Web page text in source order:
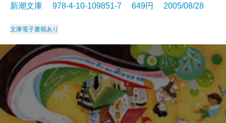
新潮文庫 978-4-10-109851-7 649円 2005/08/28
文庫電子書籍あり